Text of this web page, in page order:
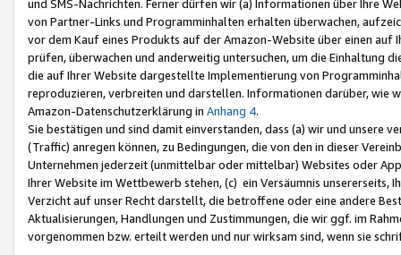
und SMS-Nachrichten. Ferner dürfen wir (a) Informationen über Ihre
von Partner-Links und Programminhalten erhalten überwachen,
vor dem Kauf eines Produkts auf der Amazon-Website über einen
prüfen, überwachen und anderweitig untersuchen, um die Einhaltung
die auf Ihrer Website dargestellte Implementierung von
reproduzieren, verbreiten und darstellen. Informationen darüber, wie
Amazon-Datenschutzerklärung in Anhang 4.
Sie bestätigen und sind damit einverstanden, dass (a) wir und
(Traffic) anregen können, zu Bedingungen, die von den in dieser
Unternehmen jederzeit (unmittelbar oder mittelbar) Websites oder
Ihrer Website im Wettbewerb stehen, (c) ein Versäumnis unsererseits,
Verzicht auf unser Recht darstellt, die betroffene oder eine andere
Aktualisierungen, Handlungen und Zustimmungen, die wir ggf. im
vorgenommen bzw. erteilt werden und nur wirksam sind, wenn sie